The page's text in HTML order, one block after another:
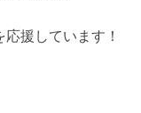
援しています！